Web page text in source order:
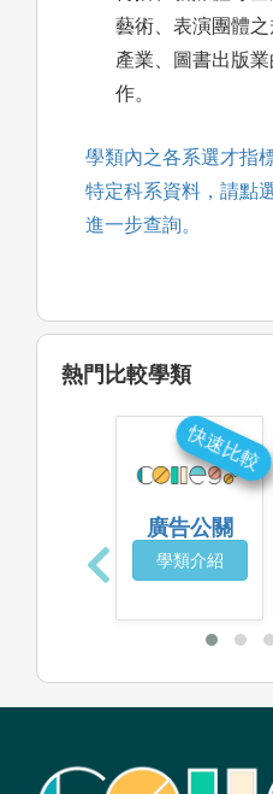
藝術、表演團體
產業、圖書出版
作。
學類內之各系選才指
特定科系資料，請點
進一步查詢。
熱門比較學類
廣告公關
學類介紹
快速比較